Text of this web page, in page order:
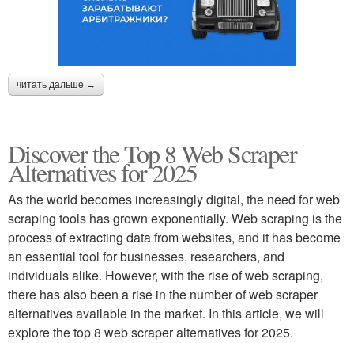
читать дальше →
Discover the Top 8 Web Scraper
Alternatives for 2025
As the world becomes increasingly digital, the need for web
scraping tools has grown exponentially. Web scraping is the
process of extracting data from websites, and it has become
an essential tool for businesses, researchers, and
individuals alike. However, with the rise of web scraping,
there has also been a rise in the number of web scraper
alternatives available in the market. In this article, we will
explore the top 8 web scraper alternatives for 2025.